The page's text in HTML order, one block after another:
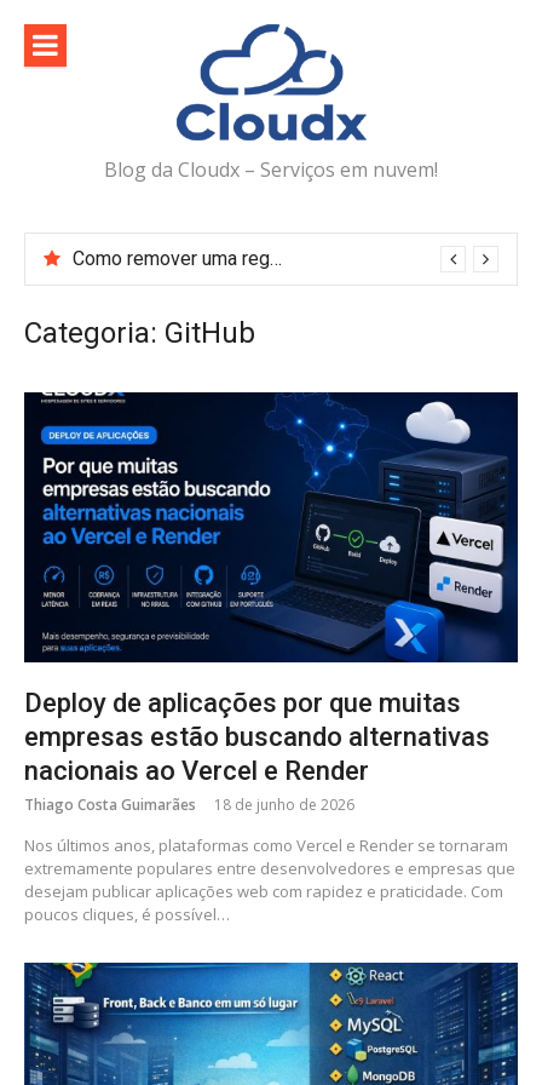
para
Blog da Cloudx – Serviços em nuvem!
Como remover uma regra do Web Application Firewall (WAF) no DirectAdmin
Categoria: GitHub
Deploy de aplicações por que muitas
empresas estão buscando alternativas
nacionais ao Vercel e Render
Thiago Costa Guimarães 18 de junho de 2026
Nos últimos anos, plataformas como Vercel e Render se tornaram
extremamente populares entre desenvolvedores e empresas que
desejam publicar aplicações web com rapidez e praticidade. Com
poucos cliques, é possível…